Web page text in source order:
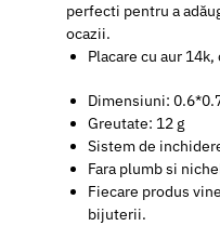
perfecti pentru a
ocazii.
Placare cu aur
Dimensiuni:
Greutate: 12 g
Sistem de
Fara plumb si
Fiecare produs
bijuterii.